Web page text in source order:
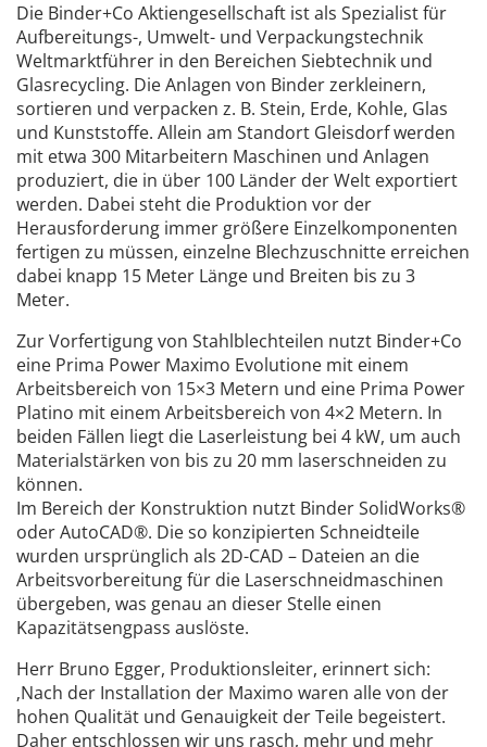
Die Binder+Co Aktiengesellschaft ist als Spezialist für
Aufbereitungs-, Umwelt- und Verpackungstechnik
Weltmarktführer in den Bereichen Siebtechnik und
Glasrecycling. Die Anlagen von Binder zerkleinern,
sortieren und verpacken z. B. Stein, Erde, Kohle, Glas
und Kunststoffe. Allein am Standort Gleisdorf werden
mit etwa 300 Mitarbeitern Maschinen und Anlagen
produziert, die in über 100 Länder der Welt exportiert
werden. Dabei steht die Produktion vor der
Herausforderung immer größere Einzelkomponenten
fertigen zu müssen, einzelne Blechzuschnitte erreichen
dabei knapp 15 Meter Länge und Breiten bis zu 3
Meter.
Zur Vorfertigung von Stahlblechteilen nutzt Binder+Co
eine Prima Power Maximo Evolutione mit einem
Arbeitsbereich von 15×3 Metern und eine Prima Power
Platino mit einem Arbeitsbereich von 4×2 Metern. In
beiden Fällen liegt die Laserleistung bei 4 kW, um auch
Materialstärken von bis zu 20 mm laserschneiden zu
können.
Im Bereich der Konstruktion nutzt Binder SolidWorks®
oder AutoCAD®. Die so konzipierten Schneidteile
wurden ursprünglich als 2D-CAD – Dateien an die
Arbeitsvorbereitung für die Laserschneidmaschinen
übergeben, was genau an dieser Stelle einen
Kapazitätsengpass auslöste.
Herr Bruno Egger, Produktionsleiter, erinnert sich:
‚Nach der Installation der Maximo waren alle von der
hohen Qualität und Genauigkeit der Teile begeistert.
Daher entschlossen wir uns rasch, mehr und mehr